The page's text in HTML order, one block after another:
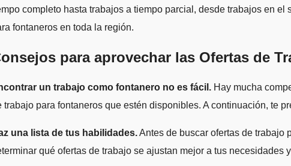
completo hasta trabajos a tiempo parcial, desde trabajos en
fontaneros en toda la región.
para aprovechar las Ofertas de
un trabajo como fontanero no es fácil. Hay mucha
trabajo para fontaneros que estén disponibles. A continuación, te
una lista de tus habilidades.Antes de buscar ofertas de trabajo
qué ofertas de trabajo se ajustan mejor a tus necesidades